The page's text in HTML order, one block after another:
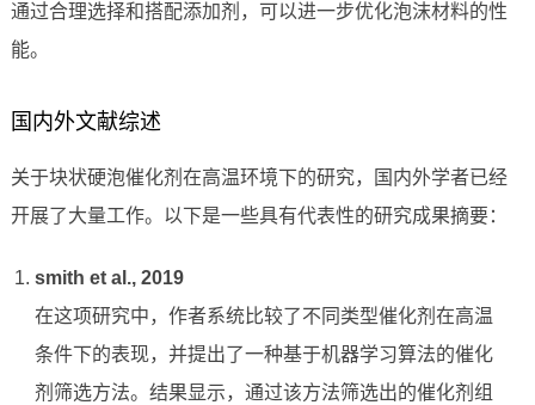
通过合理选择和搭配添加剂，可以进一步优化泡沫材料的性
能。
国内外文献综述
关于块状硬泡催化剂在高温环境下的研究，国内外学者已经
开展了大量工作。以下是一些具有代表性的研究成果摘要：
smith et al., 2019
在这项研究中，作者系统比较了不同类型催化剂在高温
条件下的表现，并提出了一种基于机器学习算法的催化
剂筛选方法。结果显示，通过该方法筛选出的催化剂组